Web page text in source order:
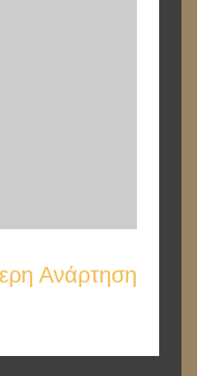
Ανάρτηση